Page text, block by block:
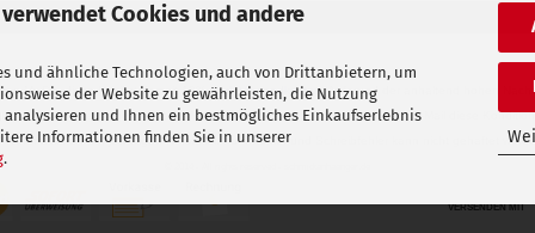
Cookies und andere
und ähnliche Technologien, auch von Drittanbietern, um
der Website zu gewährleisten, die Nutzung
analysieren und Ihnen ein bestmögliches Einkaufserlebnis
Informationen finden Sie in unserer
.
MwSt., diese beträgt derzeit 19%zzgl.Versandkosten. Aufgrund der anhaltend hohen
Mitarbeiter haben nicht die Möglichkeit Ihnen per Telefon, Fax oder E-Mail diese
der jeweiligen Hersteller. Für Irrtümer und Schreibfehler kann nicht gehaftet
VERSENDEN MIT